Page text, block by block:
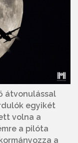
átvonulással
egyikét
volna a
a pilóta
a